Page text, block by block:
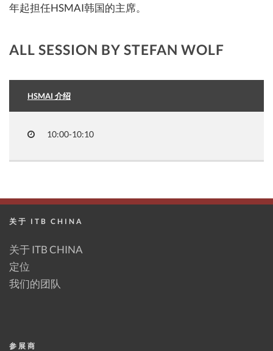
年起担任HSMAI韩国的主席。
ALL SESSION BY STEFAN WOLF
HSMAI 介绍
10:00-10:10
关于 ITB CHINA
关于 ITB CHINA
定位
我们的团队
参展商